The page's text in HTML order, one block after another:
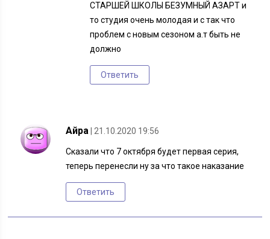
СТАРШЕЙ ШКОЛЫ БЕЗУМНЫЙ АЗАРТ и
то студия очень молодая и с так что
проблем с новым сезоном а.т быть не
должно
Ответить
Айра | 21.10.2020 19:56
Сказали что 7 октября будет первая серия,
теперь перенесли ну за что такое наказание
Ответить